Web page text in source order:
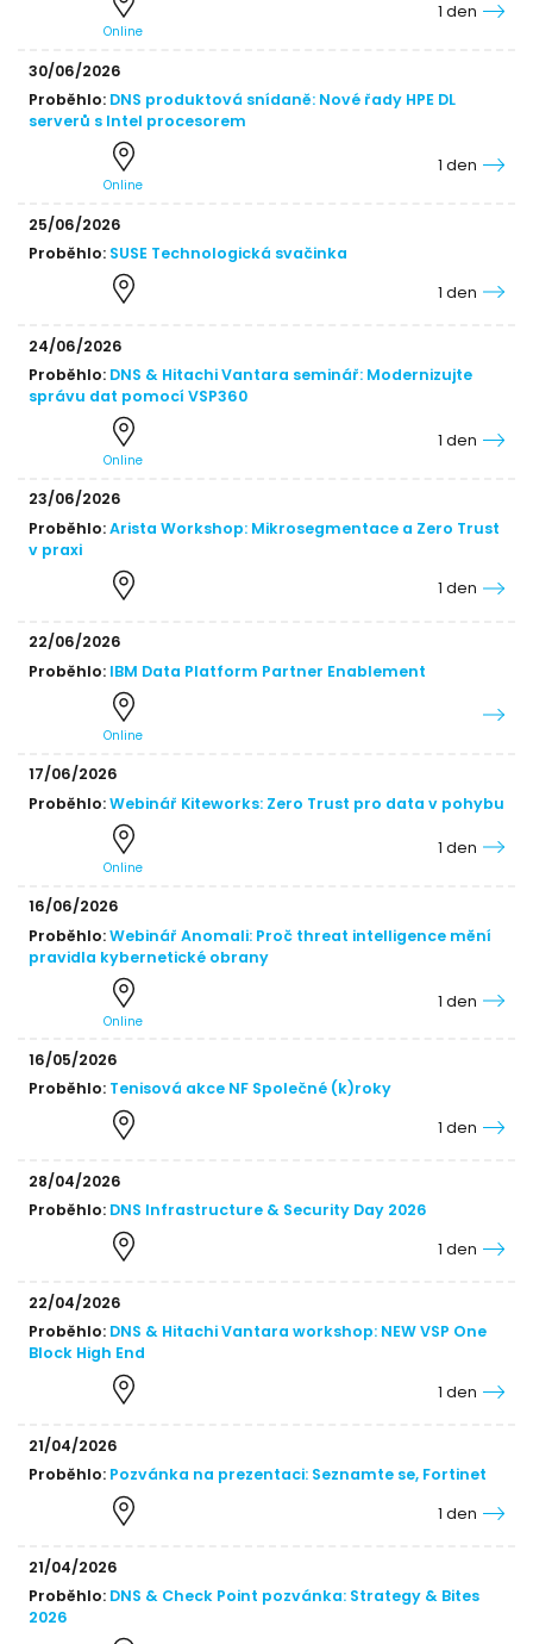
Online
1 den
30/06/2026
Proběhlo:DNS produktová snídaně: Nové řady HPE DL
serverů s Intel procesorem
Online
1 den
25/06/2026
Proběhlo:SUSE Technologická svačinka
1 den
24/06/2026
Proběhlo:DNS & Hitachi Vantara seminář: Modernizujte
správu dat pomocí VSP360
Online
1 den
23/06/2026
Proběhlo:Arista Workshop: Mikrosegmentace a Zero Trust
v praxi
1 den
22/06/2026
Proběhlo:IBM Data Platform Partner Enablement
Online
17/06/2026
Proběhlo:Webinář Kiteworks: Zero Trust pro data v pohybu
Online
1 den
16/06/2026
Proběhlo:Webinář Anomali: Proč threat intelligence mění
pravidla kybernetické obrany
Online
1 den
16/05/2026
Proběhlo:Tenisová akce NF Společné (k)roky
1 den
28/04/2026
Proběhlo:DNS Infrastructure & Security Day 2026
1 den
22/04/2026
Proběhlo:DNS & Hitachi Vantara workshop: NEW VSP One
Block High End
1 den
21/04/2026
Proběhlo:Pozvánka na prezentaci: Seznamte se, Fortinet
1 den
21/04/2026
Proběhlo:DNS & Check Point pozvánka: Strategy & Bites
2026